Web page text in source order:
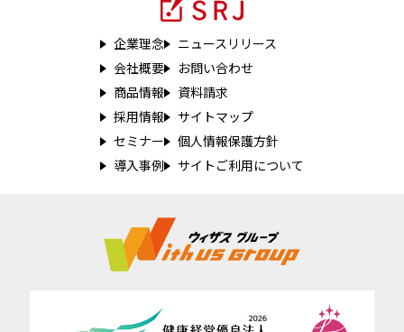
企業理念
会社概要
商品情報
採用情報
セミナー
導入事例
ニュースリリース
お問い合わせ
資料請求
サイトマップ
個人情報保護方針
サイトご利用について